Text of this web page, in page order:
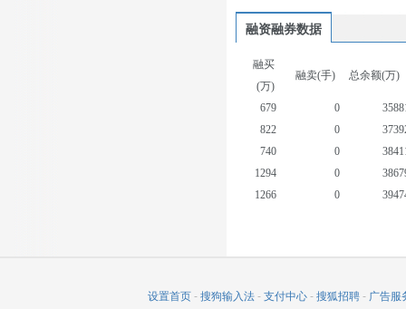
融资融券数据
融买
(万)
融卖(手) 总余额(万)
679 0
822
0
740
0
1294
0
1266
0
1468
0
652
0
设置首页 - 搜狗输入法 - 支付中心 - 搜狐招聘 - 广告服